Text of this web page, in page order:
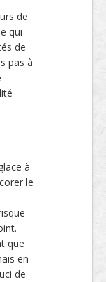
de
qui
de
pas à
à
le
que
en
de